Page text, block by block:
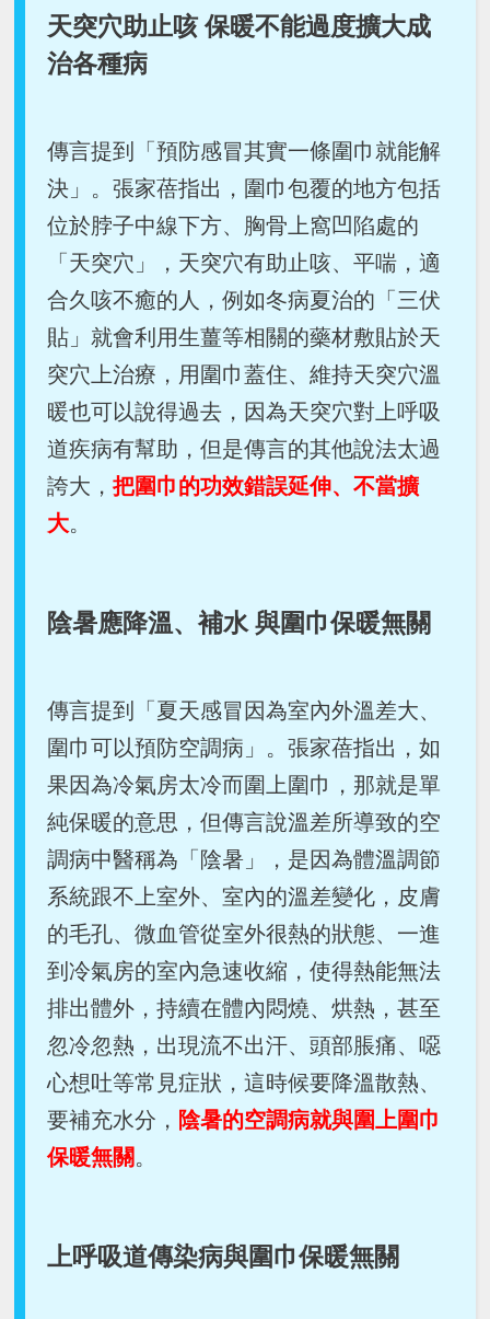
天突穴助止咳 保暖不能過度擴大成
治各種病
傳言提到「預防感冒其實一條圍巾就能解
決」。張家蓓指出，圍巾包覆的地方包括
位於脖子中線下方、胸骨上窩凹陷處的
「天突穴」，天突穴有助止咳、平喘，適
合久咳不癒的人，例如冬病夏治的「三伏
貼」就會利用生薑等相關的藥材敷貼於天
突穴上治療，用圍巾蓋住、維持天突穴溫
暖也可以說得過去，因為天突穴對上呼吸
道疾病有幫助，但是傳言的其他說法太過
誇大，把圍巾的功效錯誤延伸、不當擴
大。
陰暑應降溫、補水 與圍巾保暖無關
傳言提到「夏天感冒因為室內外溫差大、
圍巾可以預防空調病」。張家蓓指出，如
果因為冷氣房太冷而圍上圍巾，那就是單
純保暖的意思，但傳言說溫差所導致的空
調病中醫稱為「陰暑」，是因為體溫調節
系統跟不上室外、室內的溫差變化，皮膚
的毛孔、微血管從室外很熱的狀態、一進
到冷氣房的室內急速收縮，使得熱能無法
排出體外，持續在體內悶燒、烘熱，甚至
忽冷忽熱，出現流不出汗、頭部脹痛、噁
心想吐等常見症狀，這時候要降溫散熱、
要補充水分， 陰暑的空調病就與圍上圍巾
保暖無關。
上呼吸道傳染病與圍巾保暖無關